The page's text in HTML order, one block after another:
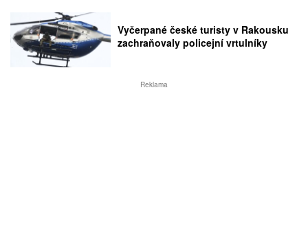
Vyčerpané české turisty v Rakousku
zachraňovaly policejní vrtulníky
Reklama